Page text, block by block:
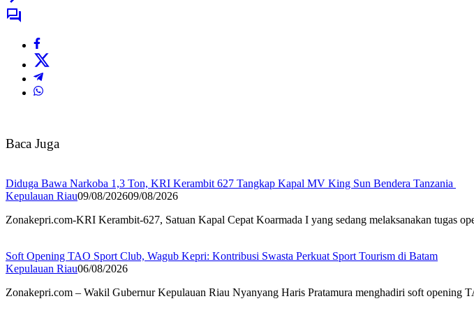
Baca Juga
Diduga Bawa Narkoba 1,3 Ton, KRI Kerambit 627 Tangkap Kapal MV King Sun Bendera Tanzania
Kepulauan Riau09/08/202609/08/2026
Zonakepri.com-KRI Kerambit-627, Satuan Kapal Cepat Koarmada I yang sedang melaksanakan tugas
Soft Opening TAO Sport Club, Wagub Kepri: Kontribusi Swasta Perkuat Sport Tourism di Batam
Kepulauan Riau06/08/2026
Zonakepri.com – Wakil Gubernur Kepulauan Riau Nyanyang Haris Pratamura menghadiri soft opening